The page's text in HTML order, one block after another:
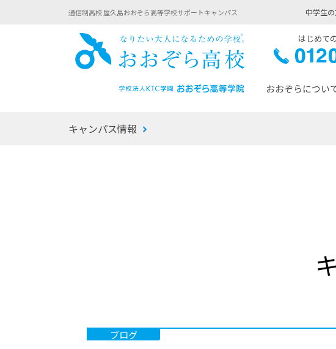
通信制高校 屋久島おおぞら高等学校サポートキャンパス 中学生
おおぞら高校はじめて
おおぞらについ
-進学コース
キャンパス情報
ブログ